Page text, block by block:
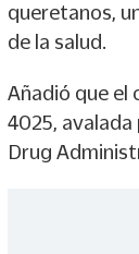
queretanos,
de la salud.
Añadió que el
4025,
Drug